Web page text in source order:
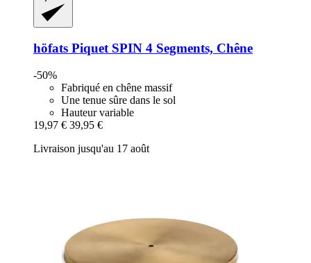
höfats Piquet SPIN 4 Segments, Chêne
-50%
Fabriqué en chêne massif
Une tenue sûre dans le sol
Hauteur variable
19,97 € 39,95 €
Livraison jusqu'au 17 août